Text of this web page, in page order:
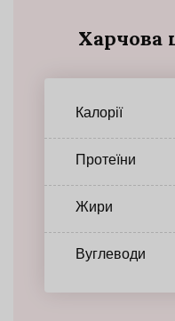
Харчова
Калорії
Протеїни
Жири
Вуглеводи